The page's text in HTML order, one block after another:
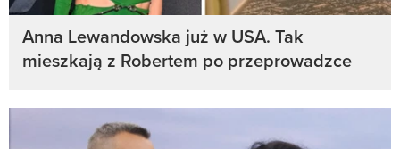
Anna Lewandowska już w USA. Tak
mieszkają z Robertem po przeprowadzce